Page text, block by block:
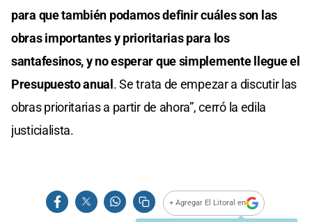
para que también podamos definir cuáles son las
obras importantes y prioritarias para los
santafesinos, y no esperar que simplemente llegue el
Presupuesto anual. Se trata de empezar a discutir las
obras prioritarias a partir de ahora”, cerró la edila
justicialista.
+ Agregar El Litoral en